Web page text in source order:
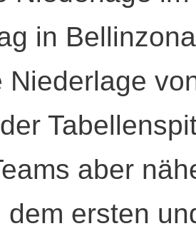
in
Niederlage
aber
dem ersten